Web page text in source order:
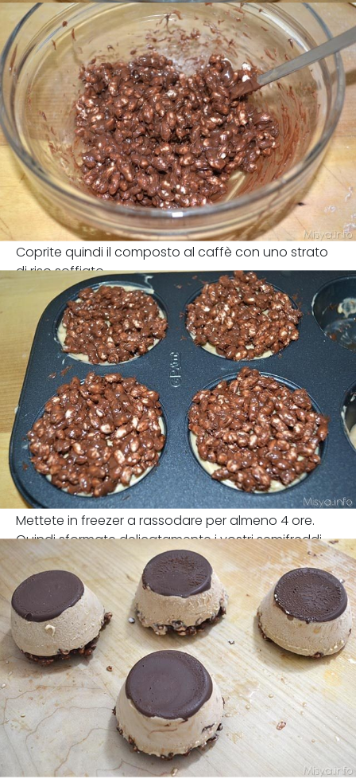
Coprite quindi il composto al caffè con uno strato
di riso soffiato.
Mettete in freezer a rassodare per almeno 4 ore.
Quindi sformate delicatamente i vostri semifreddi.